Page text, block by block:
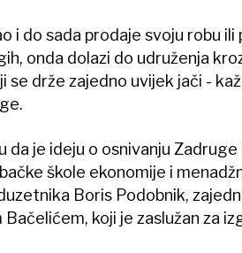
i do sada prodaje svoju robu ili
onda dolazi do udruženja
se drže zajedno uvijek jači -
da je ideju o osnivanju
škole ekonomije i
Boris Podobnik,
Bačelićem, koji je zaslužan za